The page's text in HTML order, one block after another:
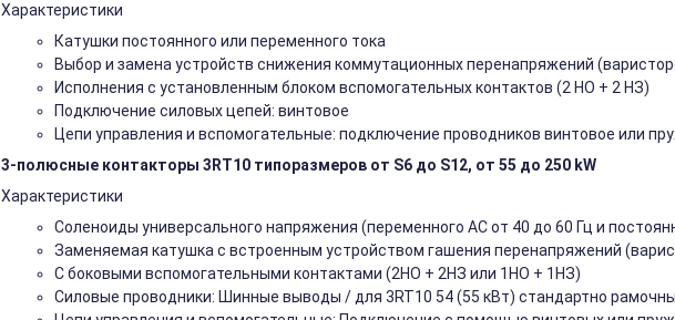
Характеристики
Катушки постоянного или переменного тока
Выбор и замена устройств снижения коммутационных перенапряжений
Исполнения с установленным блоком вспомогательных контактов (2 НО + 2 НЗ)
Подключение силовых цепей: винтовое
Цепи управления и вспомогательные: подключение проводников винтовое или
3-полюсные контакторы 3RT10 типоразмеров от S6 до S12, от 55 до 250 kW
Характеристики
Соленоиды универсального напряжения (переменного АС от 40 до 60 Гц и
Заменяемая катушка с встроенным устройством гашения перенапряжений
С боковыми вспомогательными контактами (2НО + 2НЗ или 1НО + 1НЗ)
Силовые проводники: Шинные выводы / для 3RT10 54 (55 кВт) стандартно